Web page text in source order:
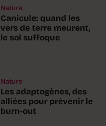
Nature
Canicule: quand les
vers de terre meurent,
le sol suffoque
Nature
Les adaptogènes, des
alliées pour prévenir le
burn-out